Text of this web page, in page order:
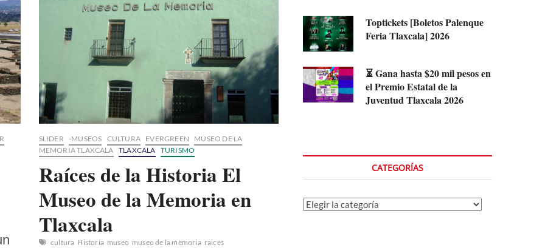
Tlaxcala
SLIDER -MUSEOS CULTURA EVERGREEN
MUSEO DE LA
MEMORIA TLAXCALA TLAXCALA TURISMO
Raíces de la Historia El
Museo de la Memoria en
Tlaxcala
cultura Historia museo museo de la memoria raices
Toptickets [Boletos Palenque
Feria Tlaxcala] 2026
⏳ Gana hasta $20 mil pesos en
el Premio Estatal de la
Juventud Tlaxcala 2026
CATEGORÍAS
Categorías